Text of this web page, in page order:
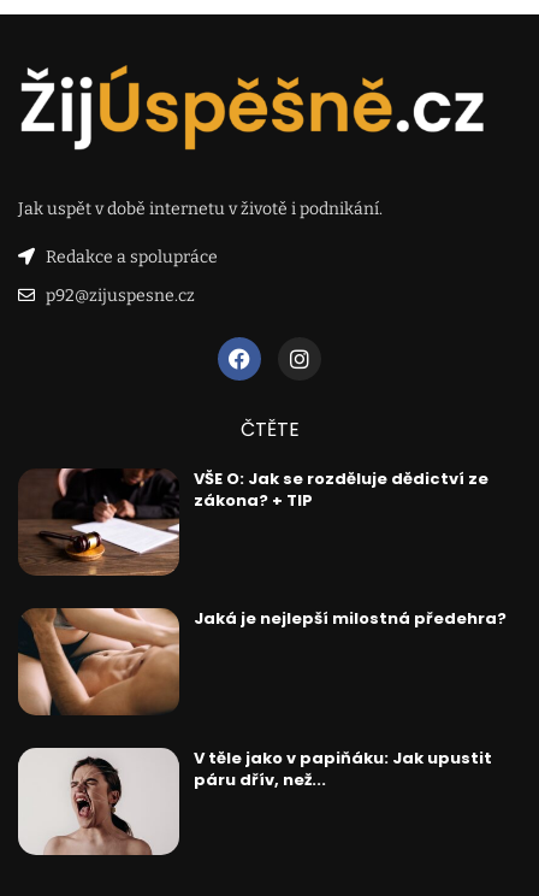
Jak uspět v době internetu v životě i podnikání.
Redakce a spolupráce
p92@zijuspesne.cz
ČTĚTE
VŠE O: Jak se rozděluje dědictví ze
zákona? + TIP
Jaká je nejlepší milostná předehra?
V těle jako v papiňáku: Jak upustit
páru dřív, než...